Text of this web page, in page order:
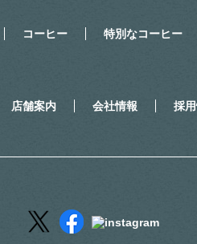
コーヒー 特別なコーヒー
店舗案内 会社情報 採